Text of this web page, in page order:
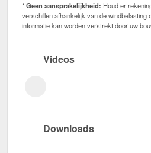
* Geen aansprakelijkheid: Houd er
verschillen afhankelijk van de windbelasting
informatie kan worden verstrekt door uw
Videos
Downloads